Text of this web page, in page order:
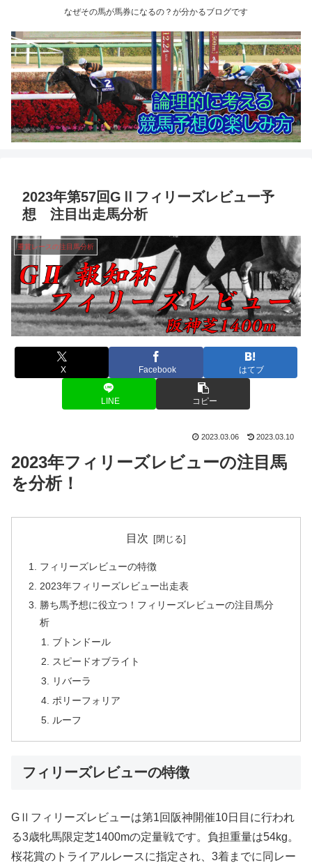
なぜその馬が馬券になるの？が分かるブログです
2023年第57回GⅡフィリーズレビュー予
想 注目出走馬分析
重賞レースの注目馬分析
X Facebook はてブ
LINE コピー
2023.03.06 2023.03.10
2023年フィリーズレビューの注目馬
を分析！
目次
フィリーズレビューの特徴
2023年フィリーズレビュー出走表
勝ち馬予想に役立つ！フィリーズレビューの注目馬分
析
ブトンドール
スピードオブライト
リバーラ
ポリーフォリア
ルーフ
フィリーズレビューの特徴
GⅡフィリーズレビューは第1回阪神開催10日目に行われ
る3歳牝馬限定芝1400mの定量戦です。負担重量は54kg。
桜花賞のトライアルレースに指定され、3着までに同レー